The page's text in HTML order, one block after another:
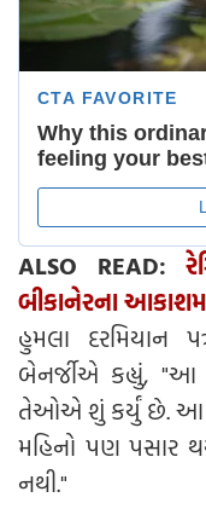
ALSO READ:
બીકાનેરના
હુમલા દરમિયાન
બેનર્જીએ કહ્યું,
તેઓએ શું કર્યું છે. આ
મહિનો પણ પસાર
નથી."